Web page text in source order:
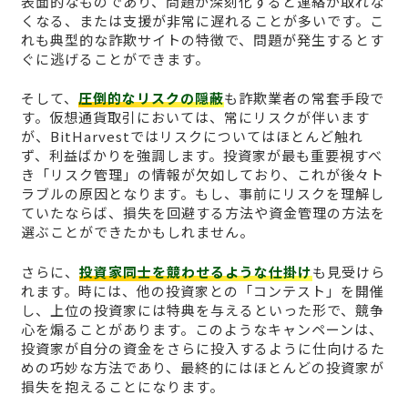
くなる、または支援が非常に遅れることが多いです。こ
れも典型的な詐欺サイトの特徴で、問題が発生するとす
ぐに逃げることができます。
そして、 圧倒的なリスクの隠蔽も詐欺業者の常套手段で
す。仮想通貨取引においては、常にリスクが伴います
が、BitHarvestではリスクについてはほとんど触れ
ず、利益ばかりを強調します。投資家が最も重要視すべ
き「リスク管理」の情報が欠如しており、これが後々ト
ラブルの原因となります。もし、事前にリスクを理解し
ていたならば、損失を回避する方法や資金管理の方法を
選ぶことができたかもしれません。
さらに、 投資家同士を競わせるような仕掛けも見受けら
れます。時には、他の投資家との「コンテスト」を開催
し、上位の投資家には特典を与えるといった形で、競争
心を煽ることがあります。このようなキャンペーンは、
投資家が自分の資金をさらに投入するように仕向けるた
めの巧妙な方法であり、最終的にはほとんどの投資家が
損失を抱えることになります。